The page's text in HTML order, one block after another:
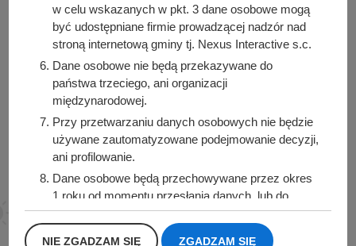
62-035 Kórnik
Sprawdź także
Śledź nas na
Facebook Instagram
w celu wskazanych w pkt. 3 dane osobowe mogą
być udostępniane firmie prowadzącej nadzór nad
stroną internetową gminy tj. Nexus Interactive s.c.
Dane osobowe nie będą przekazywane do
państwa trzeciego, ani organizacji
międzynarodowej.
Przy przetwarzaniu danych osobowych nie będzie
używane zautomatyzowane podejmowanie decyzji,
ani profilowanie.
Dane osobowe będą przechowywane przez okres
1 roku od momentu przesłania danych, lub do
momentu wycofania udzielonej zgody.
Posiadacie Państwo prawo do żądania od
NIE ZGADZAM SIĘ ZGADZAM SIĘ